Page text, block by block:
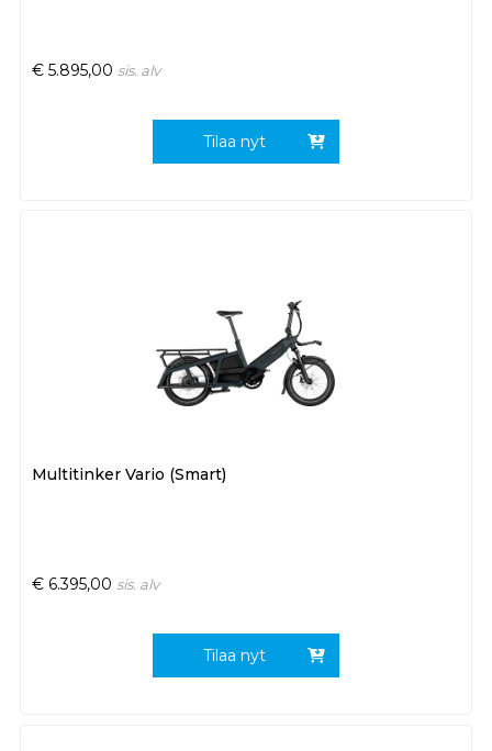
€ 5.895,00 sis. alv
Tilaa nyt
Multitinker Vario (Smart)
€ 6.395,00 sis. alv
Tilaa nyt